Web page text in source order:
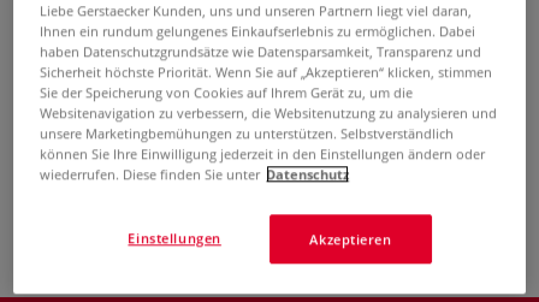
13 Farben
MOLOTOW™
PERMANENT
PAINT Marker
6 Farben
MOLOTOW™
DRIPSTICK™
Rollerball
1 Farben
MOLOTOW™
CHALK Refill
Liebe Gerstaecker Kunden, uns und unseren Partnern liegt viel daran,
Ihnen ein rundum gelungenes Einkaufserlebnis zu ermöglichen. Dabei
haben Datenschutzgrundsätze wie Datensparsamkeit, Transparenz und
Sicherheit höchste Priorität. Wenn Sie auf „Akzeptieren“ klicken, stimmen
Sie der Speicherung von Cookies auf Ihrem Gerät zu, um die
Websitenavigation zu verbessern, die Websitenutzung zu analysieren und
unsere Marketingbemühungen zu unterstützen. Selbstverständlich
können Sie Ihre Einwilligung jederzeit in den Einstellungen ändern oder
wiederrufen. Diese finden Sie unter Datenschutz
Akzeptieren
Einstellungen